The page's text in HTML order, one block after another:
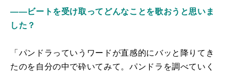
――ビートを受け取ってどんなことを歌おうと思いま
した？
「パンドラっていうワードが直感的にバッと降りてき
たのを自分の中で砕いてみて。パンドラを調べていく